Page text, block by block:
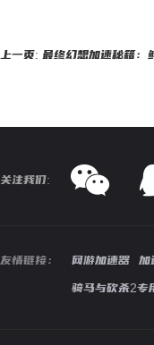
上一页: 最终幻想加速秘籍：
关注我们:
友情链接： 网游加速器 加
骑马与砍杀2专